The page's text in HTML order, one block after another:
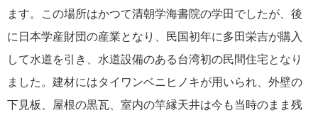
ます。この場所はかつて清朝学海書院の学田でしたが、後
に日本学産財団の産業となり、民国初年に多田栄吉が購入
して水道を引き、水道設備のある台湾初の民間住宅となり
ました。建材にはタイワンベニヒノキが用いられ、外壁の
下見板、屋根の黒瓦、室内の竿縁天井は今も当時のまま残